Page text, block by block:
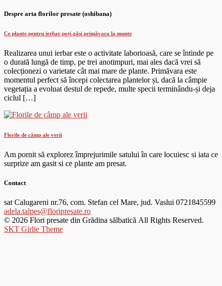
Despre arta florilor presate (oshibana)
Ce plante pentru ierbar poți găsi primăvara la munte
Realizarea unui ierbar este o activitate laborioasă, care se întinde pe
o durată lungă de timp, pe trei anotimpuri, mai ales dacă vrei să
colecționezi o varietate cât mai mare de plante. Primăvara este
momentul perfect să începi colectarea plantelor și, dacă la câmpie
vegetația a evoluat destul de repede, multe specii terminându-și deja
ciclul […]
Florile de câmp ale verii
Am pornit să explorez împrejurimile satului în care locuiesc si iata ce
surprize am gasit si ce plante am presat.
Contact
sat Calugareni nr.76, com. Stefan cel Mare, jud. Vaslui 0721845599
adela.talpes@floripresate.ro
© 2026 Flori presate din Grădina sălbatică All Rights Reserved.
SKT Girlie Theme